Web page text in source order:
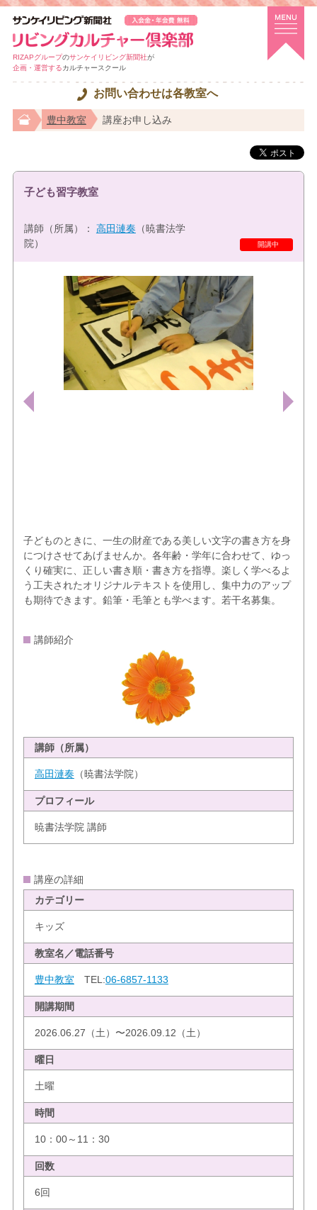
RIZAPグループのサンケイリビング新聞社が
企画・運営するカルチャースクール
お問い合わせは各教室へ
豊中教室 講座お申し込み
特選講座
開講中
子ども習字教室
講師（所属）： 高田漣奏 （暁書法学
院）
子どものときに、一生の財産である美しい文字の書き方を身
につけさせてあげませんか。各年齢・学年に合わせて、ゆっ
くり確実に、正しい書き順・書き方を指導。楽しく学べるよ
う工夫されたオリジナルテキストを使用し、集中力のアップ
も期待できます。鉛筆・毛筆とも学べます。若干名募集。
講師紹介
講師（所属）
高田漣奏 （暁書法学院）
プロフィール
暁書法学院 講師
講座の詳細
カテゴリー
キッズ
教室名／電話番号
豊中教室 TEL:06-6857-1133
開講期間
2026.06.27（土）〜2026.09.12（土）
曜日
土曜
時間
10：00～11：30
回数
6回